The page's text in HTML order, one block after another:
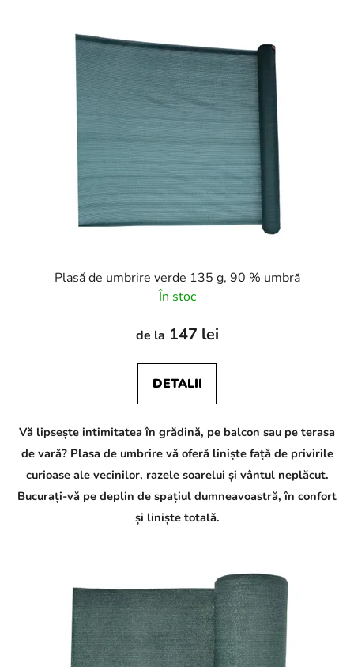
Plasă de umbrire verde 135 g, 90 % umbră
În stoc
de la 147 lei
DETALII
Vă lipsește intimitatea în grădină, pe balcon sau pe terasa
de vară? Plasa de umbrire vă oferă liniște față de privirile
curioase ale vecinilor, razele soarelui și vântul neplăcut.
Bucurați-vă pe deplin de spațiul dumneavoastră, în confort
și liniște totală.